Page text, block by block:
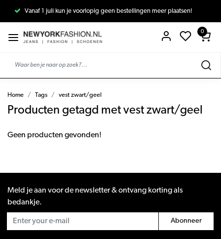
Vanaf 1 juli kun je voorlopig geen bestellingen meer plaatsen!
0
Home Tags vest zwart/geel
Producten getagd met vest zwart/geel
Geen producten gevonden!
Meld je aan voor de newsletter & ontvang korting als
bedankje.
Abonneer